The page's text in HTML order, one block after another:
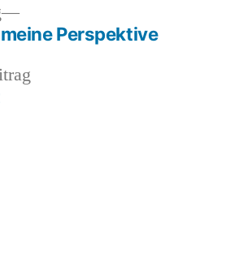
Nächster
Beitrag:Perspektive